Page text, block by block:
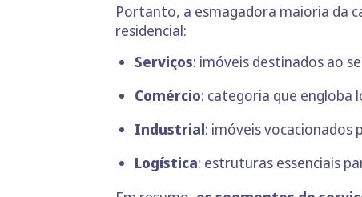
Portanto, a esmagadora maioria da
residencial:
Serviços: imóveis destinados ao
Comércio: categoria que engloba
Industrial: imóveis vocacionados
Logística: estruturas essenciais